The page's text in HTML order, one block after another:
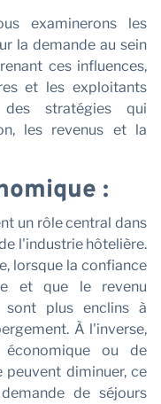
examinerons les
la demande au sein
ces influences,
et les exploitants
des stratégies qui
les revenus et la
:
un rôle central dans
l'industrie hôtelière.
lorsque la confiance
et que le revenu
sont plus enclins à
À l'inverse,
ou de
peuvent diminuer, ce
de séjours